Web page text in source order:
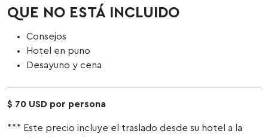
QUE NO ESTÁ INCLUIDO
Consejos
Hotel en puno
Desayuno y cena
$ 70 USD por persona
*** Este precio incluye el traslado desde su hotel a la